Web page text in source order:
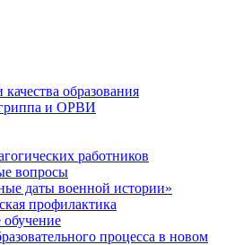
образования
и ОРВИ
работников
вопросы
даты военной истории»
профилактика
процесса в новом